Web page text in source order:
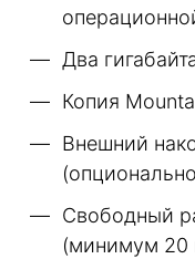
Два
Копия
Внешний
Свободный
(минимум 20